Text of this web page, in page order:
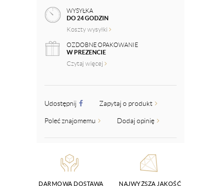
WYSYŁKA
DO 24 GODZIN
Koszty wysyłki
OZDOBNE OPAKOWANIE
W PREZENCIE
Czytaj więcej
Udostępnij Zapytaj o produkt
Poleć znajomemu Dodaj opinię
DARMOWA DOSTAWA
NAJWYŻSZA JAKOŚĆ